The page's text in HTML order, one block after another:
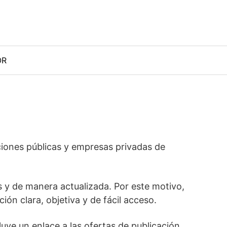
públicas y empresas privadas de
de manera actualizada. Por este motivo,
clara, objetiva y de fácil acceso.